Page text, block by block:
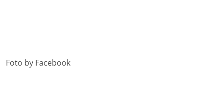
Foto by Facebook